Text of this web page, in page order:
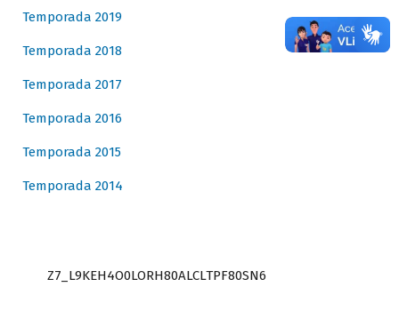
Temporada 2019
Temporada 2018
Temporada 2017
Temporada 2016
Temporada 2015
Temporada 2014
Z7_L9KEH4O0LORH80ALCLTPF80SN6